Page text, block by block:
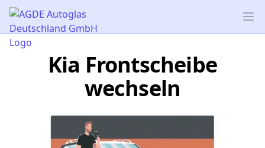
AGDE Autoglas Deutschland GmbH
Kia Frontscheibe
wechseln